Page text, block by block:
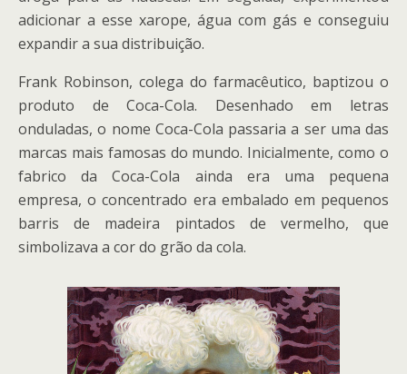
adicionar a esse xarope, água com gás e conseguiu
expandir a sua distribuição.
Frank Robinson, colega do farmacêutico, baptizou o
produto de Coca-Cola. Desenhado em letras
onduladas, o nome Coca-Cola passaria a ser uma das
marcas mais famosas do mundo. Inicialmente, como o
fabrico da Coca-Cola ainda era uma pequena
empresa, o concentrado era embalado em pequenos
barris de madeira pintados de vermelho, que
simbolizava a cor do grão da cola.